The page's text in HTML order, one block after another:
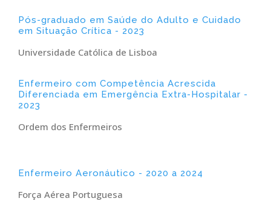
Pós-graduado em Saúde do Adulto e Cuidado
em Situação Crítica - 2023
Universidade Católica de Lisboa
Enfermeiro com Competência Acrescida
Diferenciada em Emergência Extra-Hospitalar -
2023
Ordem dos Enfermeiros
Enfermeiro Aeronáutico - 2020 a 2024
Força Aérea Portuguesa